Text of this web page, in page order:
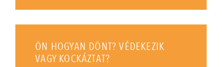
ÖN HOGYAN DÖNT? VÉDEKEZIK
VAGY KOCKÁZTAT?